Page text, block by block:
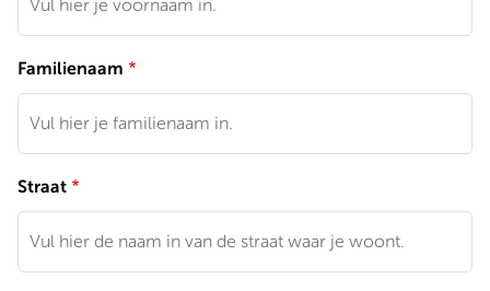
Familienaam
Straat